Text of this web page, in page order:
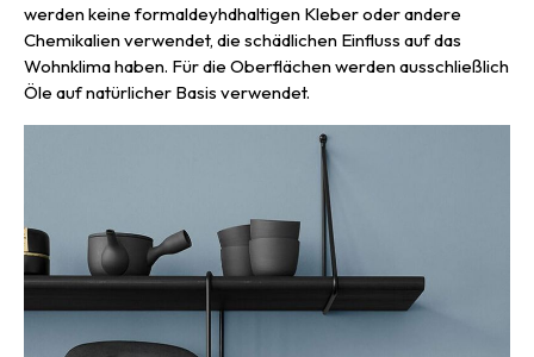
werden keine formaldeyhdhaltigen Kleber oder andere
Chemikalien verwendet, die schädlichen Einfluss auf das
Wohnklima haben. Für die Oberflächen werden ausschließlich
Öle auf natürlicher Basis verwendet.